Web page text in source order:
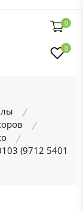
0
0
(9712 5401